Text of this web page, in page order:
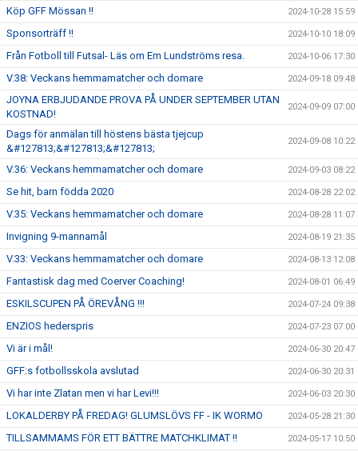
Köp GFF Mössan !! 2024-10-28 15:59
Sponsorträff !! 2024-10-10 18:09
Från Fotboll till Futsal- Läs om Em Lundströms resa. 2024-10-06 17:30
V.38: Veckans hemmamatcher och domare 2024-09-18 09:48
JOYNA ERBJUDANDE PROVA PÅ UNDER SEPTEMBER UTAN
KOSTNAD!
2024-09-09 07:00
Dags för anmälan till höstens bästa tjejcup
&#127813;&#127813;&#127813;
2024-09-08 10:22
V.36: Veckans hemmamatcher och domare 2024-09-03 08:22
Se hit, barn födda 2020 2024-08-28 22:02
V.35: Veckans hemmamatcher och domare 2024-08-28 11:07
Invigning 9-mannamål 2024-08-19 21:35
V.33: Veckans hemmamatcher och domare 2024-08-13 12:08
Fantastisk dag med Coerver Coaching! 2024-08-01 06:49
ESKILSCUPEN PÅ ÖREVÅNG !!! 2024-07-24 09:38
ENZIOS hederspris 2024-07-23 07:00
Vi är i mål! 2024-06-30 20:47
GFF:s fotbollsskola avslutad 2024-06-30 20:31
Vi har inte Zlatan men vi har Levi!!! 2024-06-03 20:30
LOKALDERBY PÅ FREDAG! GLUMSLÖVS FF - IK WORMO 2024-05-28 21:30
TILLSAMMAMS FÖR ETT BÄTTRE MATCHKLIMAT !! 2024-05-17 10:50